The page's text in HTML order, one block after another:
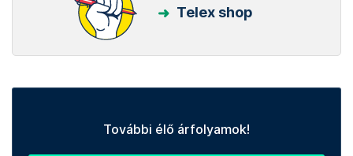
Telex shop
További élő árfolyamok!